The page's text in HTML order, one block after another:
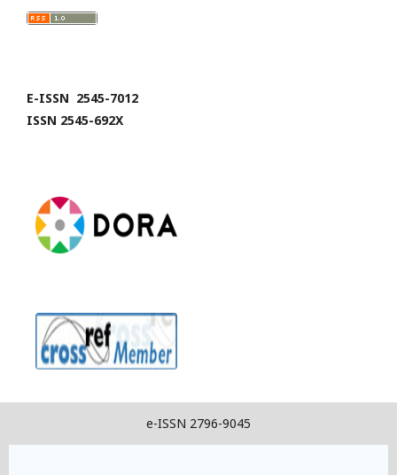
E-ISSN 2545-7012
ISSN 2545-692X
e-ISSN 2796-9045